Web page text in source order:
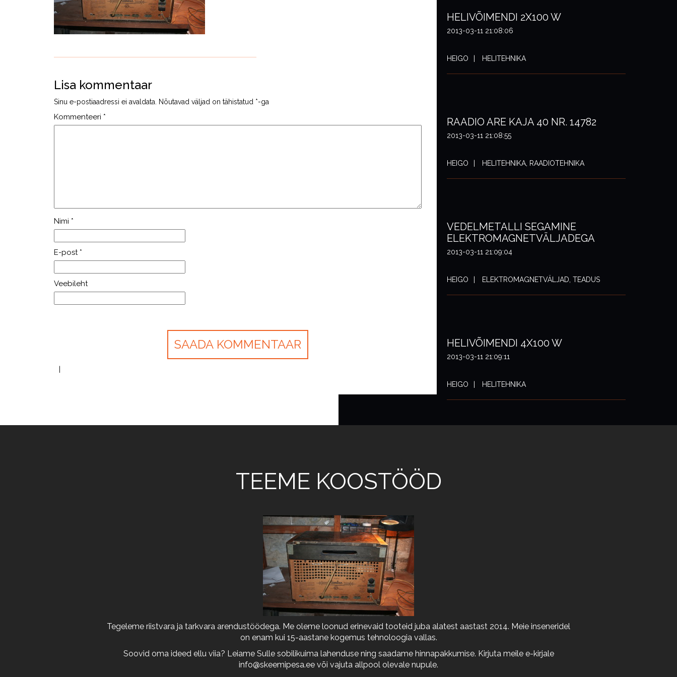
Lisa kommentaar
Sinu e-postiaadressi ei avaldata. Nõutavad väljad on tähistatud *-ga
Kommenteeri *
Nimi *
E-post *
Veebileht
HELIVÕIMENDI 2X100 W
2013-03-11 21:08:06
HEIGO HELITEHNIKA
RAADIO ARE KAJA 40 NR. 14782
2013-03-11 21:08:55
HEIGO HELITEHNIKA, RAADIOTEHNIKA
VEDELMETALLI SEGAMINE
ELEKTROMAGNETVÄLJADEGA
2013-03-11 21:09:04
HEIGO ELEKTROMAGNETVÄLJAD, TEADUS
HELIVÕIMENDI 4X100 W
2013-03-11 21:09:11
HEIGO HELITEHNIKA
TEEME KOOSTÖÖD
Tegeleme riistvara ja tarkvara arendustöödega. Me oleme loonud erinevaid tooteid juba alatest aastast 2014. Meie inseneridel
on enam kui 15-aastane kogemus tehnoloogia vallas.
Soovid oma ideed ellu viia? Leiame Sulle sobilikuima lahenduse ning saadame hinnapakkumise. Kirjuta meile e-kirjale
info@skeemipesa.ee või vajuta allpool olevale nupule.